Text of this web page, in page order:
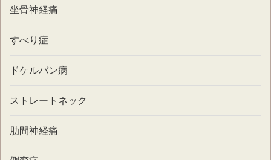
坐骨神経痛
すべり症
ドケルバン病
ストレートネック
肋間神経痛